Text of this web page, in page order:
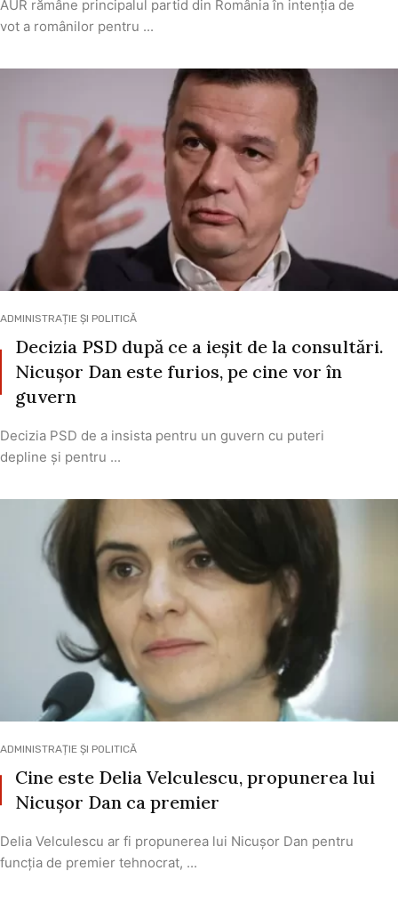
AUR rămâne principalul partid din România în intenția de
vot a românilor pentru ...
ADMINISTRAȚIE ȘI POLITICĂ
Decizia PSD după ce a ieșit de la consultări.
Nicușor Dan este furios, pe cine vor în
guvern
Decizia PSD de a insista pentru un guvern cu puteri
depline și pentru ...
ADMINISTRAȚIE ȘI POLITICĂ
Cine este Delia Velculescu, propunerea lui
Nicușor Dan ca premier
Delia Velculescu ar fi propunerea lui Nicușor Dan pentru
funcția de premier tehnocrat, ...